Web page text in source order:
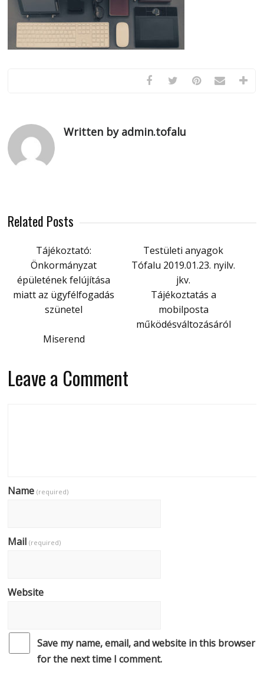
Written by admin.tofalu
Related Posts
Tájékoztató:
Önkormányzat
épületének felújítása
miatt az ügyfélfogadás
szünetel
Testületi anyagok
Tófalu 2019.01.23. nyilv.
jkv.
Tájékoztatás a
mobilposta
működésváltozásáról
Miserend
Leave a Comment
Name(required)
Mail(required)
Website
Save my name, email, and website in this browser
for the next time I comment.